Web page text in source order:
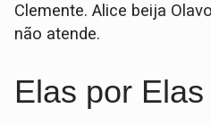
Clemente. Alice beija
não atende.
Elas por Elas